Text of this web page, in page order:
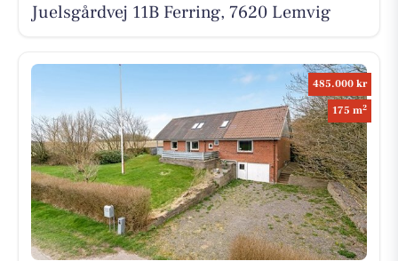
Juelsgårdvej 11B Ferring, 7620 Lemvig
485.000 kr
175 m2